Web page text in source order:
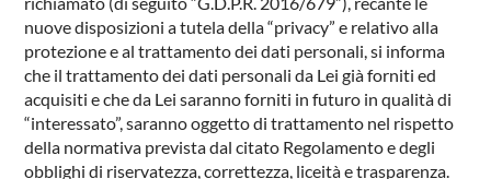
nuove disposizioni a tutela della “privacy” e relativo alla
protezione e al trattamento dei dati personali, si informa
che il trattamento dei dati personali da Lei già forniti ed
acquisiti e che da Lei saranno forniti in futuro in qualità di
“interessato”, saranno oggetto di trattamento nel rispetto
della normativa prevista dal citato Regolamento e degli
obblighi di riservatezza, correttezza, liceità e trasparenza.